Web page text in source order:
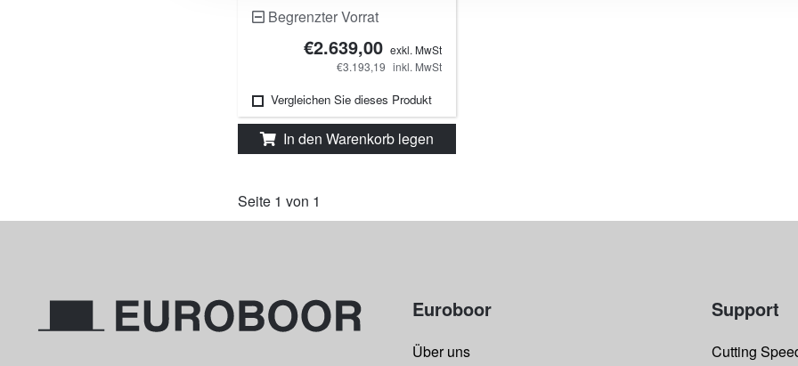
Begrenzter Vorrat
€2.639,00 exkl. MwSt
€3.193,19 inkl. MwSt
Vergleichen Sie dieses Produkt
In den Warenkorb legen
Seite 1 von 1
Euroboor
Über uns
Support
Cutting